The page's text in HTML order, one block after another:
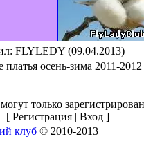
: FLYLEDY (09.04.2013)
осень-зима 2011-2012
только
[ Регистрация| Вход]
клуб © 2010-2013